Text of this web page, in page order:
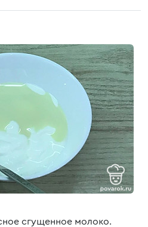
сгущенное молоко.